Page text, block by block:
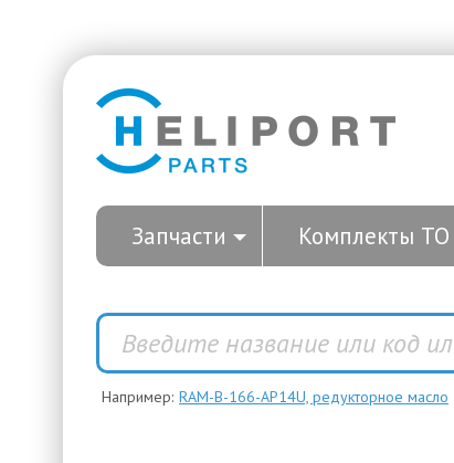
Запчасти Комплекты ТО
Например: RAM-B-166-AP14U, редукторное масло